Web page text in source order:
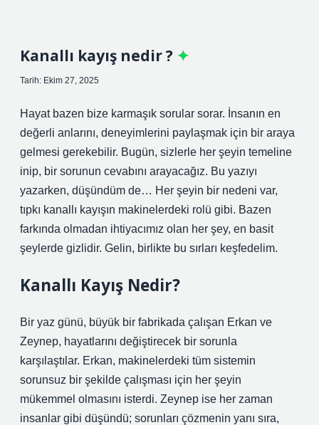
Kanallı kayış nedir ?
Tarih: Ekim 27, 2025
Hayat bazen bize karmaşık sorular sorar. İnsanın en
değerli anlarını, deneyimlerini paylaşmak için bir araya
gelmesi gerekebilir. Bugün, sizlerle her şeyin temeline
inip, bir sorunun cevabını arayacağız. Bu yazıyı
yazarken, düşündüm de… Her şeyin bir nedeni var,
tıpkı kanallı kayışın makinelerdeki rolü gibi. Bazen
farkında olmadan ihtiyacımız olan her şey, en basit
şeylerde gizlidir. Gelin, birlikte bu sırları keşfedelim.
Kanallı Kayış Nedir?
Bir yaz günü, büyük bir fabrikada çalışan Erkan ve
Zeynep, hayatlarını değiştirecek bir sorunla
karşılaştılar. Erkan, makinelerdeki tüm sistemin
sorunsuz bir şekilde çalışması için her şeyin
mükemmel olmasını isterdi. Zeynep ise her zaman
insanlar gibi düşündü; sorunları çözmenin yanı sıra,